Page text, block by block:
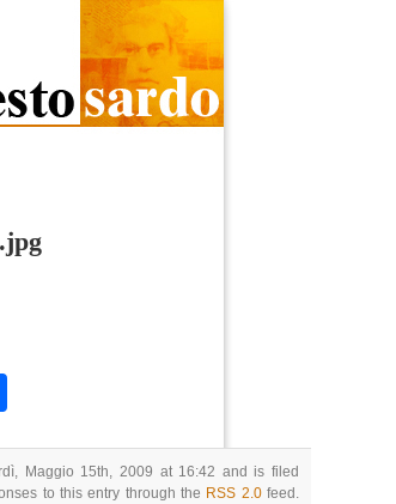
Maggio 15th, 2009 at 16:42 and is filed
to this entry through the RSS 2.0feed.